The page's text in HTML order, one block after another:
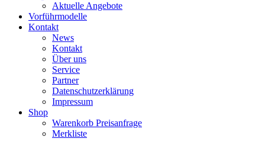
Aktuelle Angebote
Vorführmodelle
Kontakt
News
Kontakt
Über uns
Service
Partner
Datenschutzerklärung
Impressum
Shop
Warenkorb Preisanfrage
Merkliste